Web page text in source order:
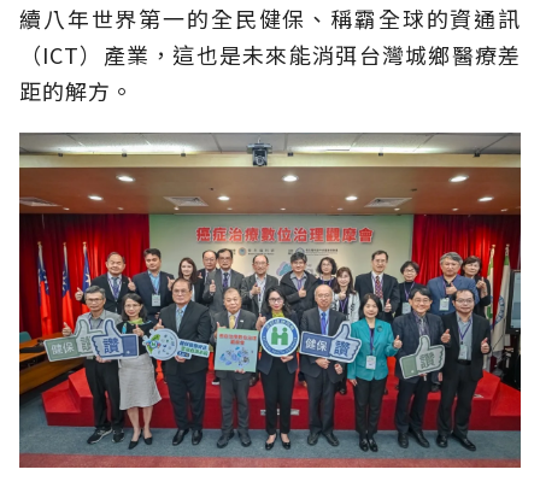
續八年世界第一的全民健保、稱霸全球的資通訊
（ICT）產業，這也是未來能消弭台灣城鄉醫療差
距的解方。